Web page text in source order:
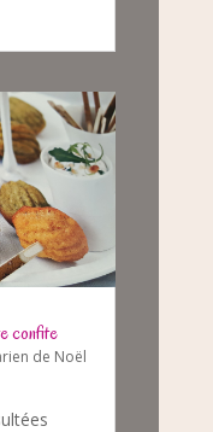
confite
de Noël